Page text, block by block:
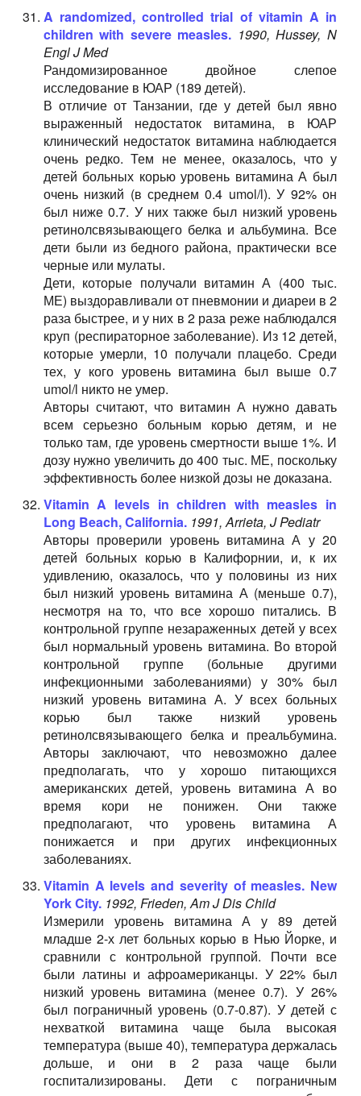
A randomized, controlled trial of vitamin A in
children with severe measles. 1990, Hussey, N
Engl J Med
Рандомизированное двойное слепое
исследование в ЮАР (189 детей).
В отличие от Танзании, где у детей был явно
выраженный недостаток витамина, в ЮАР
клинический недостаток витамина наблюдается
очень редко. Тем не менее, оказалось, что у
детей больных корью уровень витамина А был
очень низкий (в среднем 0.4 umol/l). У 92% он
был ниже 0.7. У них также был низкий уровень
ретинолсвязывающего белка и альбумина. Все
дети были из бедного района, практически все
черные или мулаты.
Дети, которые получали витамин А (400 тыс.
МЕ) выздоравливали от пневмонии и диареи в 2
раза быстрее, и у них в 2 раза реже наблюдался
круп (респираторное заболевание). Из 12 детей,
которые умерли, 10 получали плацебо. Среди
тех, у кого уровень витамина был выше 0.7
umol/l никто не умер.
Авторы считают, что витамин А нужно давать
всем серьезно больным корью детям, и не
только там, где уровень смертности выше 1%. И
дозу нужно увеличить до 400 тыс. МЕ, поскольку
эффективность более низкой дозы не доказана.
Vitamin A levels in children with measles in
Long Beach, California. 1991, Arrieta, J Pediatr
Авторы проверили уровень витамина А у 20
детей больных корью в Калифорнии, и, к их
удивлению, оказалось, что у половины из них
был низкий уровень витамина А (меньше 0.7),
несмотря на то, что все хорошо питались. В
контрольной группе незараженных детей у всех
был нормальный уровень витамина. Во второй
контрольной группе (больные другими
инфекционными заболеваниями) у 30% был
низкий уровень витамина А. У всех больных
корью был также низкий уровень
ретинолсвязывающего белка и преальбумина.
Авторы заключают, что невозможно далее
предполагать, что у хорошо питающихся
американских детей, уровень витамина А во
время кори не понижен. Они также
предполагают, что уровень витамина А
понижается и при других инфекционных
заболеваниях.
Vitamin A levels and severity of measles. New
York City. 1992, Frieden, Am J Dis Child
Измерили уровень витамина А у 89 детей
младше 2-х лет больных корью в Нью Йорке, и
сравнили с контрольной группой. Почти все
были латины и афроамериканцы. У 22% был
низкий уровень витамина (менее 0.7). У 26%
был пограничный уровень (0.7-0.87). У детей с
нехваткой витамина чаще была высокая
температура (выше 40), температура держалась
дольше, и они в 2 раза чаще были
госпитализированы. Дети с пограничным